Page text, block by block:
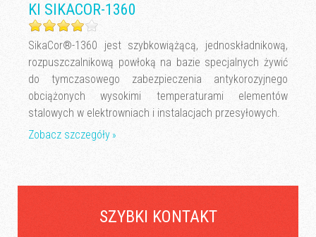
KI SIKACOR-1360
SikaCor®-1360 jest szybkowiążącą, jednoskładnikową,
rozpuszczalnikową powłoką na bazie specjalnych żywić
do tymczasowego zabezpieczenia antykorozyjnego
obciążonych wysokimi temperaturami elementów
stalowych w elektrowniach i instalacjach przesyłowych.
Zobacz szczegóły
SZYBKI KONTAKT